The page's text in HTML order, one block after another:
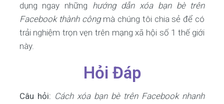
dụng ngay những hướng dẫn xóa bạn bè trên
Facebook thành côngmà chúng tôi chia sẻ để có
trải nghiệm trọn vẹn trên mạng xã hội số 1 thế giới
này.
Hỏi Đáp
Câu hỏi: Cách xóa bạn bè trên Facebook nhanh